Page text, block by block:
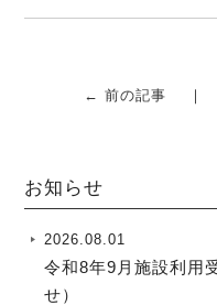
← 前の記事
お知らせ
2026.08.01
令和8年9月施設利用
せ）